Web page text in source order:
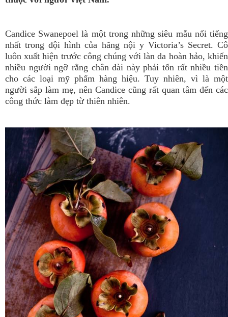
Candice Swanepoel là một trong những siêu mẫu nổi tiếng
nhất trong đội hình của hãng nội y Victoria’s Secret. Cô
luôn xuất hiện trước công chúng với làn da hoàn hảo, khiến
nhiều người ngỡ rằng chân dài này phải tốn rất nhiều tiền
cho các loại mỹ phẩm hàng hiệu. Tuy nhiên, vì là một
người sắp làm mẹ, nên Candice cũng rất quan tâm đến các
công thức làm đẹp từ thiên nhiên.